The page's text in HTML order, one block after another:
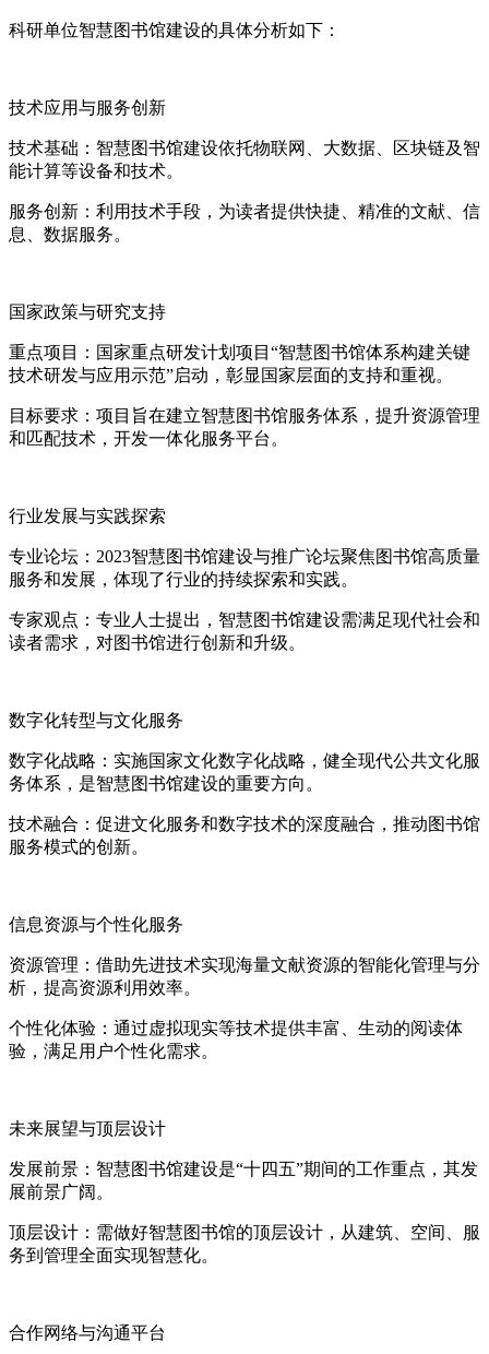
科研单位智慧图书馆建设的具体分析如下：
技术应用与服务创新
技术基础：智慧图书馆建设依托物联网、大数据、区块链及智
能计算等设备和技术。
服务创新：利用技术手段，为读者提供快捷、精准的文献、信
息、数据服务。
国家政策与研究支持
重点项目：国家重点研发计划项目“智慧图书馆体系构建关键
技术研发与应用示范”启动，彰显国家层面的支持和重视。
目标要求：项目旨在建立智慧图书馆服务体系，提升资源管理
和匹配技术，开发一体化服务平台。
行业发展与实践探索
专业论坛：2023智慧图书馆建设与推广论坛聚焦图书馆高质量
服务和发展，体现了行业的持续探索和实践。
专家观点：专业人士提出，智慧图书馆建设需满足现代社会和
读者需求，对图书馆进行创新和升级。
数字化转型与文化服务
数字化战略：实施国家文化数字化战略，健全现代公共文化服
务体系，是智慧图书馆建设的重要方向。
技术融合：促进文化服务和数字技术的深度融合，推动图书馆
服务模式的创新。
信息资源与个性化服务
资源管理：借助先进技术实现海量文献资源的智能化管理与分
析，提高资源利用效率。
个性化体验：通过虚拟现实等技术提供丰富、生动的阅读体
验，满足用户个性化需求。
未来展望与顶层设计
发展前景：智慧图书馆建设是“十四五”期间的工作重点，其发
展前景广阔。
顶层设计：需做好智慧图书馆的顶层设计，从建筑、空间、服
务到管理全面实现智慧化。
合作网络与沟通平台